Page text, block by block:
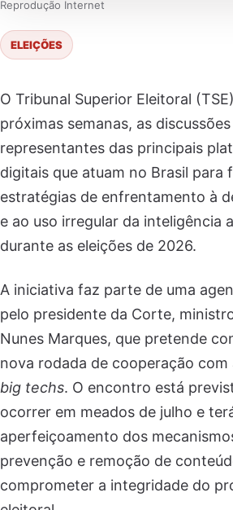
Reprodução Internet
ELEIÇÕES
O Tribunal Superior Eleitoral
próximas semanas, as
representantes das principais
digitais que atuam no Brasil para
estratégias de enfrentamento à
e ao uso irregular da inteligência
durante as eleições de 2026.
A iniciativa faz parte de uma
pelo presidente da Corte,
Nunes Marques, que pretende
nova rodada de cooperação com
big techs. O encontro está
ocorrer em meados de julho e
aperfeiçoamento dos
prevenção e remoção de
comprometer a integridade do